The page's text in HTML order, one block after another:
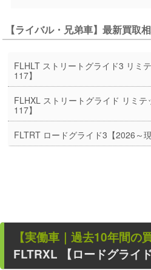
【ライバル・兄弟車】最新買取
FLHLT ストリートグライド3 リミ
117】
FLHXL ストリートグライド リミ
117】
FLTRT ロードグライド3【2026～
【実働車 ｜過去10年間の
FLTRXL 【ロードグライ